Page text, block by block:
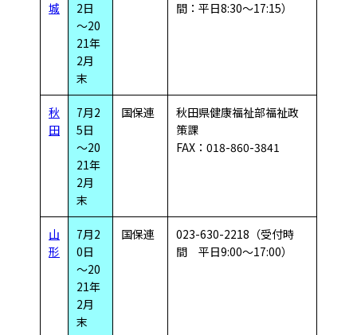
城
2日
～20
21年
2月
末
間：平日8:30～17:15）
秋
田
7月2
5日
～20
21年
2月
末
国保連
秋田県健康福祉部福祉政
策課
FAX：018-860-3841
山
形
7月2
0日
～20
21年
2月
末
国保連
023-630-2218（受付時
間 平日9:00～17:00）